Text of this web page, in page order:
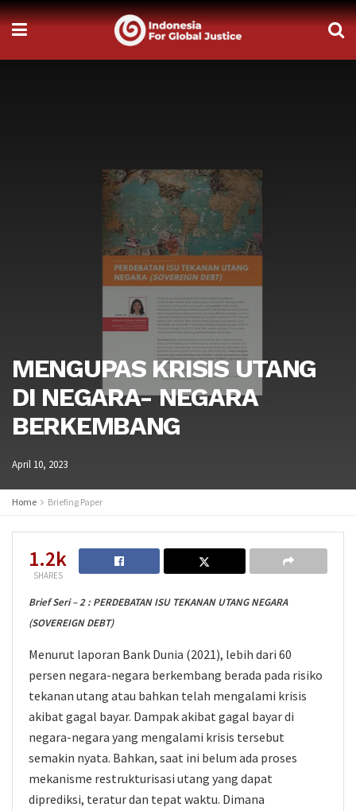
MENGUPAS KRISIS UTANG
DI NEGARA- NEGARA
BERKEMBANG
April 10, 2023
Home Briefing Paper
1.2k
SHARES
Brief Seri – 2 : PERDEBATAN ISU TEKANAN UTANG NEGARA
(SOVEREIGN DEBT)
Menurut laporan Bank Dunia (2021), lebih dari 60
persen negara-negara berkembang berada pada risiko
tekanan utang atau bahkan telah mengalami krisis
akibat gagal bayar. Dampak akibat gagal bayar di
negara-negara yang mengalami krisis tersebut
semakin nyata. Bahkan, saat ini belum ada proses
mekanisme restrukturisasi utang yang dapat
diprediksi, teratur dan tepat waktu. Dimana